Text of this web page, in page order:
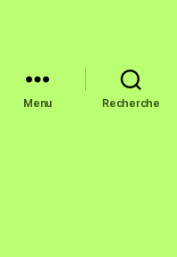
Menu Recherche